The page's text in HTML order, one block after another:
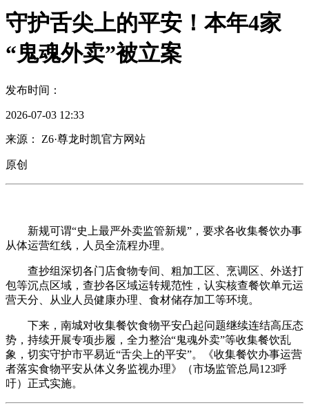
守护舌尖上的平安！本年4家
“鬼魂外卖”被立案
发布时间：
2026-07-03 12:33
来源： Z6·尊龙时凯官方网站
原创
新规可谓“史上最严外卖监管新规”，要求各收集餐饮办事
从体运营红线，人员全流程办理。
查抄组深切各门店食物专间、粗加工区、烹调区、外送打
包等沉点区域，查抄各区域运转规范性，认实核查餐饮单元运
营天分、从业人员健康办理、食材储存加工等环境。
下来，南城对收集餐饮食物平安凸起问题继续连结高压态
势，持续开展专项步履，全力整治“鬼魂外卖”等收集餐饮乱
象，切实守护市平易近“舌尖上的平安”。《收集餐饮办事运营
者落实食物平安从体义务监视办理》（市场监管总局123呼
吁）正式实施。